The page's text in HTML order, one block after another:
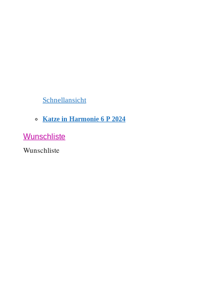
Schnellansicht
Katze in Harmonie 6 P 2024
Wunschliste
Wunschliste